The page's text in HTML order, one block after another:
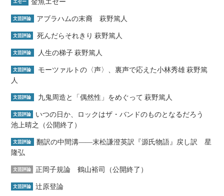
エセー
文芸評論 アブラハムの末裔 萩野篤人
文芸評論 死んだらそれきり 萩野篤人
文芸評論 人生の梯子 萩野篤人
文芸評論
モーツァルトの〈声〉、裏声で応えた小林秀雄 萩野篤
人
文芸評論 九鬼周造と「偶然性」をめぐって 萩野篤人
文芸評論
いつの日か、ロックはザ・バンドのものとなるだろう
池上晴之（公開終了）
文芸評論
翻訳の中間溝――末松謙澄英訳『源氏物語』戻し訳 星
隆弘
文芸評論 正岡子規論 鶴山裕司（公開終了）
文芸評論 辻原登論